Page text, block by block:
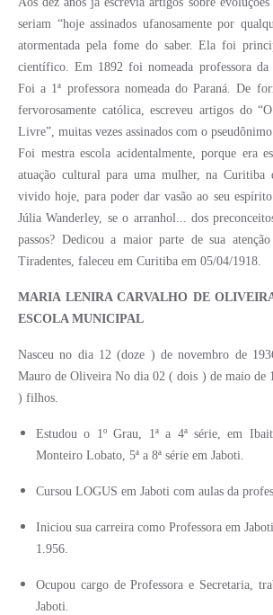
seriam “hoje assinados ufanosamente por
atormentada pela fome do saber. Ela foi
científico. Em 1892 foi nomeada professora da
Foi a 1ª professora nomeada do Paraná. De
fervorosamente católica, escreveu artigos do
Livre”, muitas vezes assinados com o
Foi mestra escola acidentalmente, porque era
atuação cultural para uma mulher, na Curitiba
vivido hoje, para poder dar vasão ao seu
Júlia Wanderley, se o arranhol... dos
passos? Dedicou a maior parte de sua
Tiradentes, faleceu em Curitiba em 05/04/1918.
MARIA LENIRA CARVALHO DE
ESCOLA MUNICIPAL
Nasceu no dia 12 (doze ) de novembro de
Mauro de Oliveira No dia 02 ( dois ) de maio de
) filhos.
Estudou o 1º Grau, 1ª a 4ª série, em
Monteiro Lobato, 5ª a 8ª série em Jaboti.
Cursou LOGUS em Jaboti com aulas da
Iniciou sua carreira como Professora em
1.956.
Ocupou cargo de Professora e Secretaria,
Jaboti.